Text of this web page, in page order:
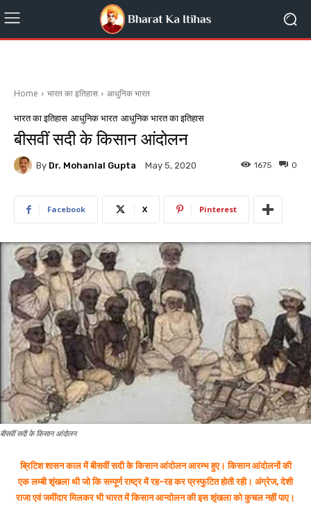
Home भारत का इतिहास आधुनिक भारत
भारत का इतिहास आधुनिक भारत आधुनिक भारत का इतिहास
बीसवीं सदी के किसान आंदोलन
By Dr. Mohanlal Gupta May 5, 2020 0
1675
Facebook X Pinterest
बीसवीं सदी के किसान आंदोलन
ब्रिटिश शासन काल में बीसवीं सदी के किसान आंदोलन आरम्भ हुए। किसान आंदोलनों की
एक लम्बी शृंखला थी जो कि सम्पूर्ण राष्ट्र में रह-रह कर प्रस्फुटित होती रही। अंग्रेज, देशी
राजा एवं जमींदार मिलकर भी भारत में किसान आन्दोलन की इस शृंखला को कुचल नहीं पाए।